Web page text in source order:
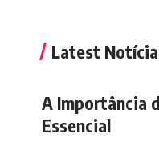
Latest
A Importância
Essencial